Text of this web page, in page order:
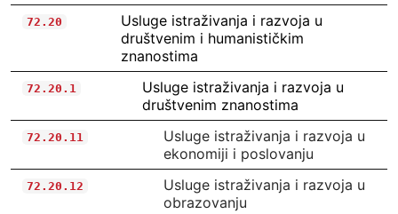
72.20
Usluge istraživanja i razvoja u
društvenim i humanističkim
znanostima
72.20.1
Usluge istraživanja i razvoja u
društvenim znanostima
72.20.11
Usluge istraživanja i razvoja u
ekonomiji i poslovanju
72.20.12
Usluge istraživanja i razvoja u
obrazovanju